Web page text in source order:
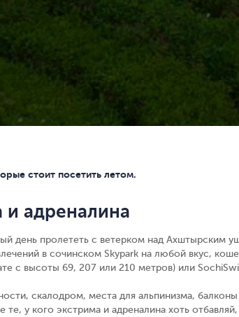
стоит посетить летом.
и адреналина
день пролететь с ветерком над Ахштырским
в сочинском Skypark на любой вкус,
с высоты 69, 207 или 210 метров) или
скалодром, места для альпинизма,
у кого экстрима и адреналина хоть